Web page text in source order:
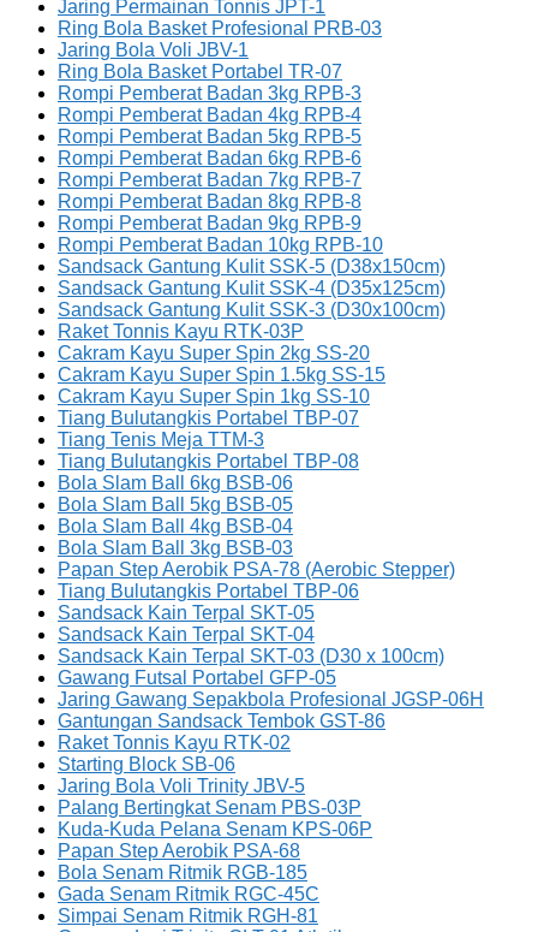
Jaring Permainan Tonnis JPT-1
Ring Bola Basket Profesional PRB-03
Jaring Bola Voli JBV-1
Ring Bola Basket Portabel TR-07
Rompi Pemberat Badan 3kg RPB-3
Rompi Pemberat Badan 4kg RPB-4
Rompi Pemberat Badan 5kg RPB-5
Rompi Pemberat Badan 6kg RPB-6
Rompi Pemberat Badan 7kg RPB-7
Rompi Pemberat Badan 8kg RPB-8
Rompi Pemberat Badan 9kg RPB-9
Rompi Pemberat Badan 10kg RPB-10
Sandsack Gantung Kulit SSK-5 (D38x150cm)
Sandsack Gantung Kulit SSK-4 (D35x125cm)
Sandsack Gantung Kulit SSK-3 (D30x100cm)
Raket Tonnis Kayu RTK-03P
Cakram Kayu Super Spin 2kg SS-20
Cakram Kayu Super Spin 1.5kg SS-15
Cakram Kayu Super Spin 1kg SS-10
Tiang Bulutangkis Portabel TBP-07
Tiang Tenis Meja TTM-3
Tiang Bulutangkis Portabel TBP-08
Bola Slam Ball 6kg BSB-06
Bola Slam Ball 5kg BSB-05
Bola Slam Ball 4kg BSB-04
Bola Slam Ball 3kg BSB-03
Papan Step Aerobik PSA-78 (Aerobic Stepper)
Tiang Bulutangkis Portabel TBP-06
Sandsack Kain Terpal SKT-05
Sandsack Kain Terpal SKT-04
Sandsack Kain Terpal SKT-03 (D30 x 100cm)
Gawang Futsal Portabel GFP-05
Jaring Gawang Sepakbola Profesional JGSP-06H
Gantungan Sandsack Tembok GST-86
Raket Tonnis Kayu RTK-02
Starting Block SB-06
Jaring Bola Voli Trinity JBV-5
Palang Bertingkat Senam PBS-03P
Kuda-Kuda Pelana Senam KPS-06P
Papan Step Aerobik PSA-68
Bola Senam Ritmik RGB-185
Gada Senam Ritmik RGC-45C
Simpai Senam Ritmik RGH-81